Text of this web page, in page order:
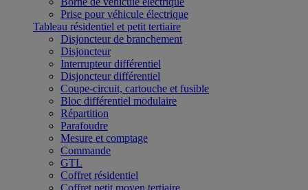
Prise pour véhicule électrique
Tableau résidentiel et petit tertiaire
Disjoncteur de branchement
Disjoncteur
Interrupteur différentiel
Disjoncteur différentiel
Coupe-circuit, cartouche et fusible
Bloc différentiel modulaire
Répartition
Parafoudre
Mesure et comptage
Commande
GTL
Coffret résidentiel
Coffret petit moyen tertiaire